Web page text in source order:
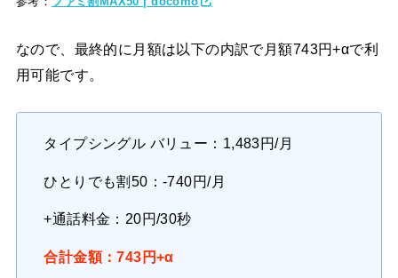
なので、最終的に月額は以下の内訳で月額743円+αで利
用可能です。
タイプシングル バリュー：1,483円/月
ひとりでも割50：-740円/月
+通話料金：20円/30秒
合計金額：743円+α